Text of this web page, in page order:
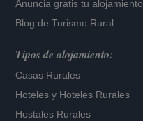
Anuncia gratis tu alojamiento
Blog de Turismo Rural
Tipos de alojamiento:
Casas Rurales
Hoteles y Hoteles Rurales
Hostales Rurales